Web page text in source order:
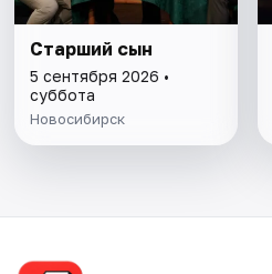
Старший сын
5 сентября 2026 •
суббота
Новосибирск